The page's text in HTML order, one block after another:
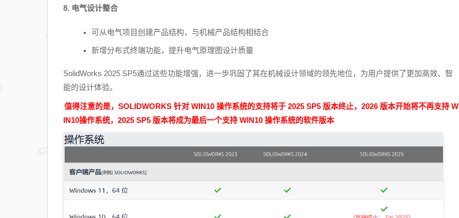
8. 电气设计整合
可从电气项目创建产品结构，与机械产品结构相结合
新增分布式终端功能，提升电气原理图设计质量
SolidWorks 2025 SP5通过这些功能增强，进一步巩固了其在机械设计领域的领先地位，为用户提供了更加高效、智
能的设计体验。
值得注意的是，SOLIDWORKS 针对 WIN10 操作系统的支持将于 2025 SP5 版本终止，2026 版本开始将不再支持 W
IN10操作系统，2025 SP5 版本将成为最后一个支持 WIN10 操作系统的软件版本